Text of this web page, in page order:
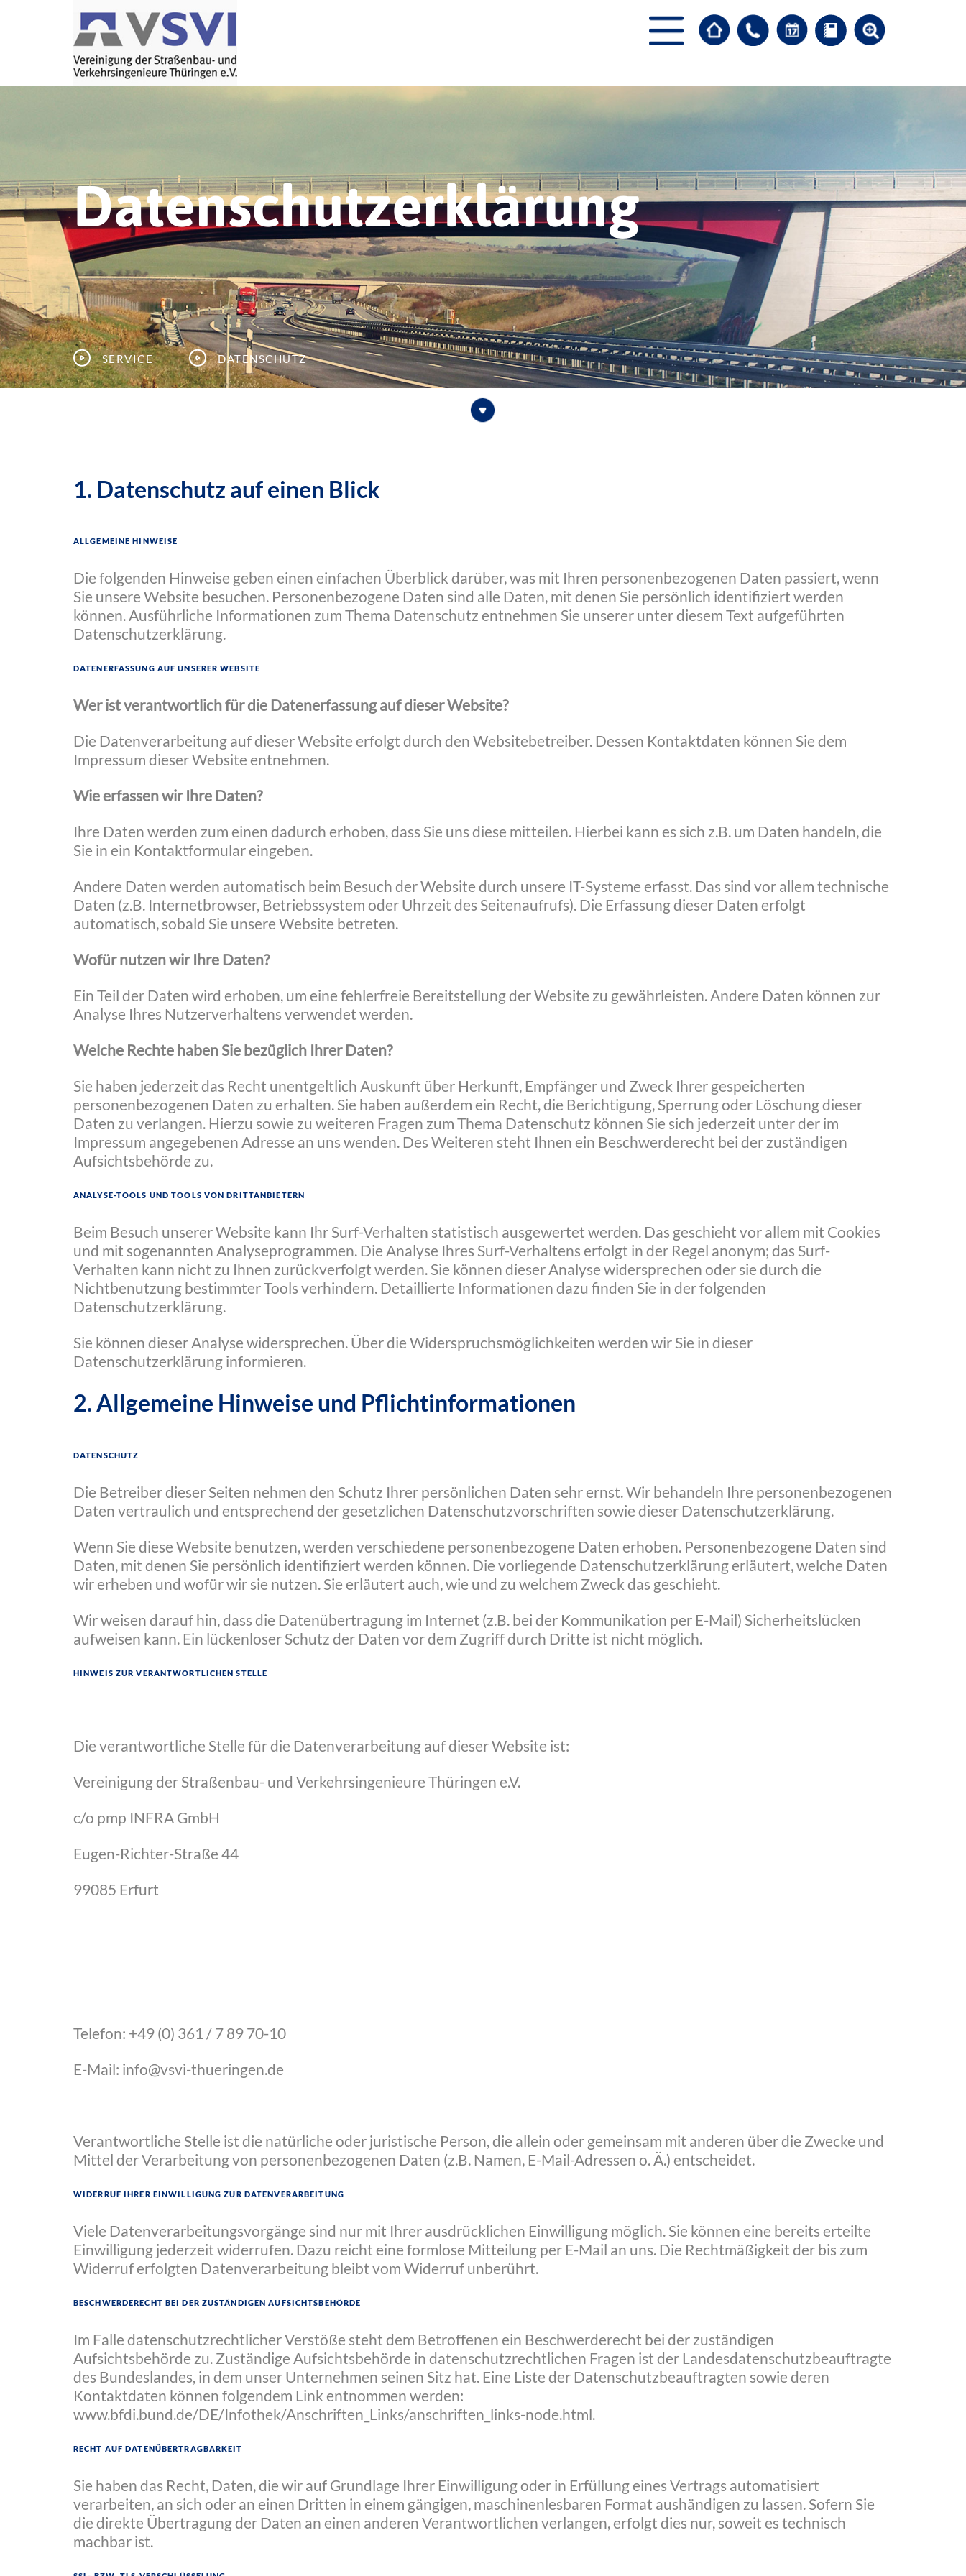
Datenschutzerklärung
Service Datenschutz
1. Datenschutz auf einen Blick
Allgemeine Hinweise
Die folgenden Hinweise geben einen einfachen Überblick darüber, was mit Ihren personenbezogenen Daten passiert, wenn
Sie unsere Website besuchen. Personenbezogene Daten sind alle Daten, mit denen Sie persönlich identifiziert werden
können. Ausführliche Informationen zum Thema Datenschutz entnehmen Sie unserer unter diesem Text aufgeführten
Datenschutzerklärung.
Datenerfassung auf unserer Website
Wer ist verantwortlich für die Datenerfassung auf dieser Website?
Die Datenverarbeitung auf dieser Website erfolgt durch den Websitebetreiber. Dessen Kontaktdaten können Sie dem
Impressum dieser Website entnehmen.
Wie erfassen wir Ihre Daten?
Ihre Daten werden zum einen dadurch erhoben, dass Sie uns diese mitteilen. Hierbei kann es sich z.B. um Daten handeln, die
Sie in ein Kontaktformular eingeben.
Andere Daten werden automatisch beim Besuch der Website durch unsere IT-Systeme erfasst. Das sind vor allem technische
Daten (z.B. Internetbrowser, Betriebssystem oder Uhrzeit des Seitenaufrufs). Die Erfassung dieser Daten erfolgt
automatisch, sobald Sie unsere Website betreten.
Wofür nutzen wir Ihre Daten?
Ein Teil der Daten wird erhoben, um eine fehlerfreie Bereitstellung der Website zu gewährleisten. Andere Daten können zur
Analyse Ihres Nutzerverhaltens verwendet werden.
Welche Rechte haben Sie bezüglich Ihrer Daten?
Sie haben jederzeit das Recht unentgeltlich Auskunft über Herkunft, Empfänger und Zweck Ihrer gespeicherten
personenbezogenen Daten zu erhalten. Sie haben außerdem ein Recht, die Berichtigung, Sperrung oder Löschung dieser
Daten zu verlangen. Hierzu sowie zu weiteren Fragen zum Thema Datenschutz können Sie sich jederzeit unter der im
Impressum angegebenen Adresse an uns wenden. Des Weiteren steht Ihnen ein Beschwerderecht bei der zuständigen
Aufsichtsbehörde zu.
Analyse-Tools und Tools von Drittanbietern
Beim Besuch unserer Website kann Ihr Surf-Verhalten statistisch ausgewertet werden. Das geschieht vor allem mit Cookies
und mit sogenannten Analyseprogrammen. Die Analyse Ihres Surf-Verhaltens erfolgt in der Regel anonym; das Surf-
Verhalten kann nicht zu Ihnen zurückverfolgt werden. Sie können dieser Analyse widersprechen oder sie durch die
Nichtbenutzung bestimmter Tools verhindern. Detaillierte Informationen dazu finden Sie in der folgenden
Datenschutzerklärung.
Sie können dieser Analyse widersprechen. Über die Widerspruchsmöglichkeiten werden wir Sie in dieser
Datenschutzerklärung informieren.
2. Allgemeine Hinweise und Pflichtinformationen
Datenschutz
Die Betreiber dieser Seiten nehmen den Schutz Ihrer persönlichen Daten sehr ernst. Wir behandeln Ihre personenbezogenen
Daten vertraulich und entsprechend der gesetzlichen Datenschutzvorschriften sowie dieser Datenschutzerklärung.
Wenn Sie diese Website benutzen, werden verschiedene personenbezogene Daten erhoben. Personenbezogene Daten sind
Daten, mit denen Sie persönlich identifiziert werden können. Die vorliegende Datenschutzerklärung erläutert, welche Daten
wir erheben und wofür wir sie nutzen. Sie erläutert auch, wie und zu welchem Zweck das geschieht.
Wir weisen darauf hin, dass die Datenübertragung im Internet (z.B. bei der Kommunikation per E-Mail) Sicherheitslücken
aufweisen kann. Ein lückenloser Schutz der Daten vor dem Zugriff durch Dritte ist nicht möglich.
Hinweis zur verantwortlichen Stelle
Die verantwortliche Stelle für die Datenverarbeitung auf dieser Website ist:
Vereinigung der Straßenbau- und Verkehrsingenieure Thüringen e.V.
c/o pmp INFRA GmbH
Eugen-Richter-Straße 44
99085 Erfurt
Telefon: +49 (0) 361 / 7 89 70-10
E-Mail: info@vsvi-thueringen.de
Verantwortliche Stelle ist die natürliche oder juristische Person, die allein oder gemeinsam mit anderen über die Zwecke und
Mittel der Verarbeitung von personenbezogenen Daten (z.B. Namen, E-Mail-Adressen o. Ä.) entscheidet.
Widerruf Ihrer Einwilligung zur Datenverarbeitung
Viele Datenverarbeitungsvorgänge sind nur mit Ihrer ausdrücklichen Einwilligung möglich. Sie können eine bereits erteilte
Einwilligung jederzeit widerrufen. Dazu reicht eine formlose Mitteilung per E-Mail an uns. Die Rechtmäßigkeit der bis zum
Widerruf erfolgten Datenverarbeitung bleibt vom Widerruf unberührt.
Beschwerderecht bei der zuständigen Aufsichtsbehörde
Im Falle datenschutzrechtlicher Verstöße steht dem Betroffenen ein Beschwerderecht bei der zuständigen
Aufsichtsbehörde zu. Zuständige Aufsichtsbehörde in datenschutzrechtlichen Fragen ist der Landesdatenschutzbeauftragte
des Bundeslandes, in dem unser Unternehmen seinen Sitz hat. Eine Liste der Datenschutzbeauftragten sowie deren
Kontaktdaten können folgendem Link entnommen werden:
www.bfdi.bund.de/DE/Infothek/Anschriften_Links/anschriften_links-node.html.
Recht auf Datenübertragbarkeit
Sie haben das Recht, Daten, die wir auf Grundlage Ihrer Einwilligung oder in Erfüllung eines Vertrags automatisiert
verarbeiten, an sich oder an einen Dritten in einem gängigen, maschinenlesbaren Format aushändigen zu lassen. Sofern Sie
die direkte Übertragung der Daten an einen anderen Verantwortlichen verlangen, erfolgt dies nur, soweit es technisch
machbar ist.